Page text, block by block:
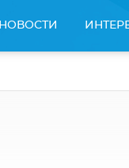
НОВОСТИ